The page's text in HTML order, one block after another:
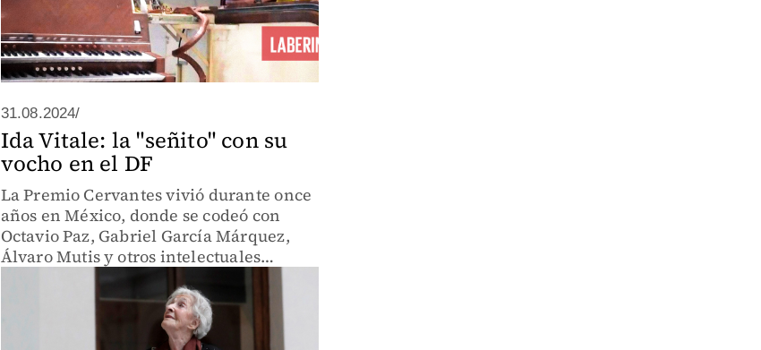
31.08.2024/
Ida Vitale: la "señito" con su
vocho en el DF
La Premio Cervantes vivió durante once
años en México, donde se codeó con
Octavio Paz, Gabriel García Márquez,
Álvaro Mutis y otros intelectuales
célebres. También con la entrañable
Elena Jordana.